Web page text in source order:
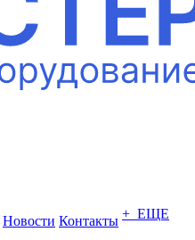
Новости Контакты + ЕЩЕ